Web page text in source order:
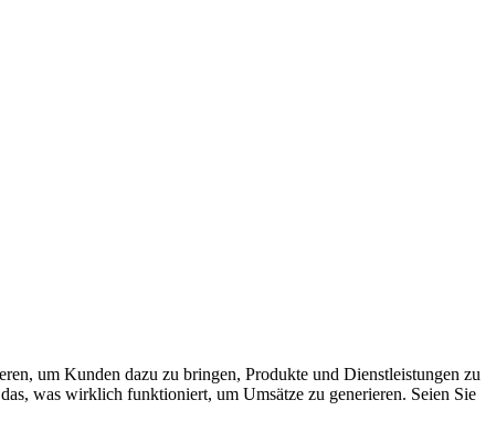
um Kunden dazu zu bringen, Produkte und Dienstleistungen zu
was wirklich funktioniert, um Umsätze zu generieren. Seien Sie